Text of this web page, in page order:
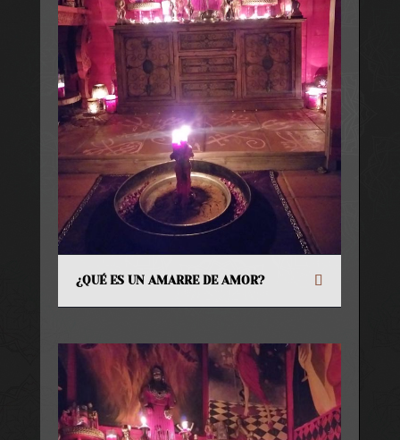
¿QUÉ ES UN AMARRE DE AMOR?